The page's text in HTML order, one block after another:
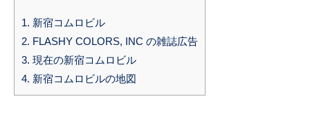
1. 新宿コムロビル
2. FLASHY COLORS, INC の雑誌広告
3. 現在の新宿コムロビル
4. 新宿コムロビルの地図